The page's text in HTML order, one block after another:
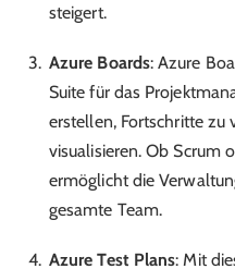
steigert.
Azure Boards: Azure
Suite für das
erstellen, Fortschritte zu
visualisieren. Ob Scrum
ermöglicht die
gesamte Team.
Azure Test Plans: Mit